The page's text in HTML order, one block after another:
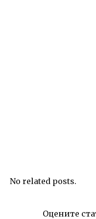
No related posts.
Оцените